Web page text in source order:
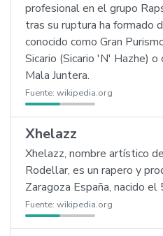
profesional en el grupo
tras su ruptura ha formado
conocido como Gran
Sicario (Sicario 'N' Hazhe)
Mala Juntera.
Fuente: wikipedia.org
Xhelazz
Xhelazz, nombre artístico
Rodellar, es un rapero y
Zaragoza España, nacido
Fuente: wikipedia.org